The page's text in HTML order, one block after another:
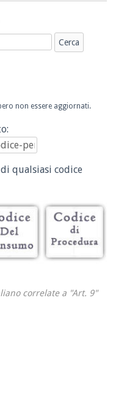
non essere aggiornati.
qualsiasi codice
correlate a "Art. 9"